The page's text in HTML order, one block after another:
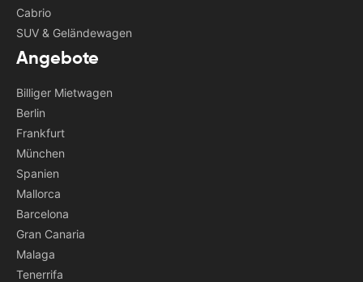
Cabrio
SUV & Geländewagen
Angebote
Billiger Mietwagen
Berlin
Frankfurt
München
Spanien
Mallorca
Barcelona
Gran Canaria
Malaga
Tenerrifa